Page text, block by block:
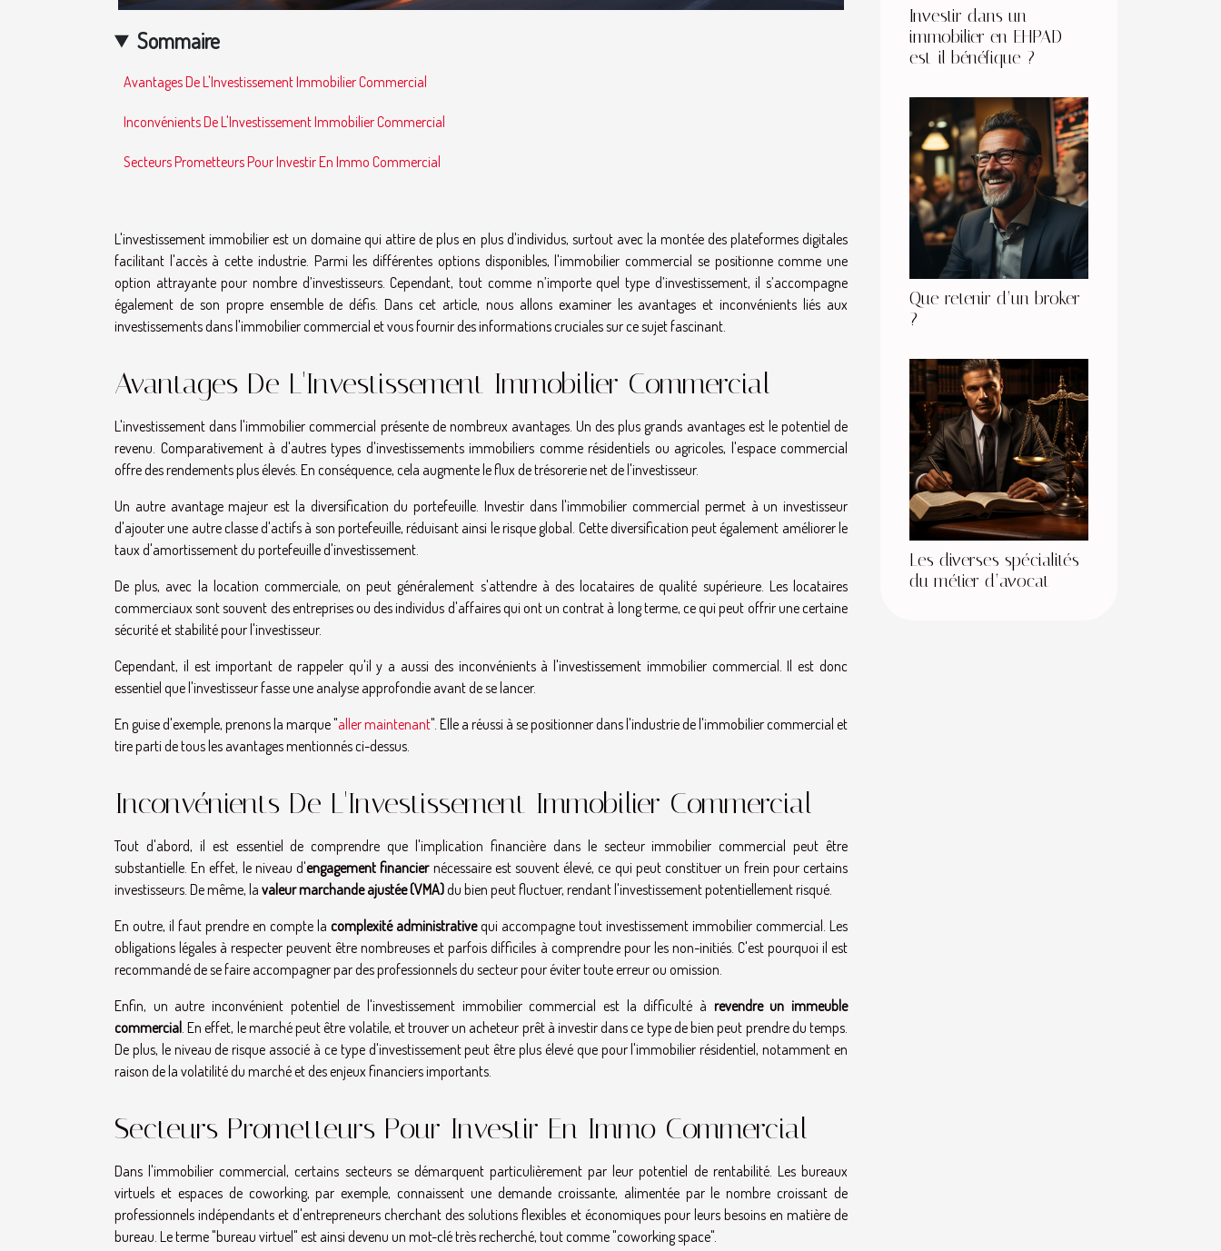
Sommaire
Avantages De L'Investissement Immobilier Commercial
Inconvénients De L'Investissement Immobilier Commercial
Secteurs Prometteurs Pour Investir En Immo Commercial
L'investissement immobilier est un domaine qui attire de plus en plus d'individus, surtout avec la montée des plateformes digitales
facilitant l'accès à cette industrie. Parmi les différentes options disponibles, l'immobilier commercial se positionne comme une
option attrayante pour nombre d’investisseurs. Cependant, tout comme n’importe quel type d’investissement, il s’accompagne
également de son propre ensemble de défis. Dans cet article, nous allons examiner les avantages et inconvénients liés aux
investissements dans l'immobilier commercial et vous fournir des informations cruciales sur ce sujet fascinant.
Avantages De L'Investissement Immobilier Commercial
L'investissement dans l'immobilier commercial présente de nombreux avantages. Un des plus grands avantages est le potentiel de
revenu. Comparativement à d'autres types d'investissements immobiliers comme résidentiels ou agricoles, l'espace commercial
offre des rendements plus élevés. En conséquence, cela augmente le flux de trésorerie net de l'investisseur.
Un autre avantage majeur est la diversification du portefeuille. Investir dans l'immobilier commercial permet à un investisseur
d'ajouter une autre classe d'actifs à son portefeuille, réduisant ainsi le risque global. Cette diversification peut également améliorer le
taux d'amortissement du portefeuille d'investissement.
De plus, avec la location commerciale, on peut généralement s'attendre à des locataires de qualité supérieure. Les locataires
commerciaux sont souvent des entreprises ou des individus d'affaires qui ont un contrat à long terme, ce qui peut offrir une certaine
sécurité et stabilité pour l'investisseur.
Cependant, il est important de rappeler qu'il y a aussi des inconvénients à l'investissement immobilier commercial. Il est donc
essentiel que l'investisseur fasse une analyse approfondie avant de se lancer.
En guise d'exemple, prenons la marque "aller maintenant". Elle a réussi à se positionner dans l'industrie de l'immobilier commercial et
tire parti de tous les avantages mentionnés ci-dessus.
Inconvénients De L'Investissement Immobilier Commercial
Tout d'abord, il est essentiel de comprendre que l'implication financière dans le secteur immobilier commercial peut être
substantielle. En effet, le niveau d'engagement financiernécessaire est souvent élevé, ce qui peut constituer un frein pour certains
investisseurs. De même, la valeur marchande ajustée (VMA)du bien peut fluctuer, rendant l'investissement potentiellement risqué.
En outre, il faut prendre en compte la complexité administrativequi accompagne tout investissement immobilier commercial. Les
obligations légales à respecter peuvent être nombreuses et parfois difficiles à comprendre pour les non-initiés. C'est pourquoi il est
recommandé de se faire accompagner par des professionnels du secteur pour éviter toute erreur ou omission.
Enfin, un autre inconvénient potentiel de l'investissement immobilier commercial est la difficulté à revendre un immeuble
commercial . En effet, le marché peut être volatile, et trouver un acheteur prêt à investir dans ce type de bien peut prendre du temps.
De plus, le niveau de risque associé à ce type d'investissement peut être plus élevé que pour l'immobilier résidentiel, notamment en
raison de la volatilité du marché et des enjeux financiers importants.
Secteurs Prometteurs Pour Investir En Immo Commercial
Dans l'immobilier commercial, certains secteurs se démarquent particulièrement par leur potentiel de rentabilité. Les bureaux
virtuels et espaces de coworking, par exemple, connaissent une demande croissante, alimentée par le nombre croissant de
professionnels indépendants et d'entrepreneurs cherchant des solutions flexibles et économiques pour leurs besoins en matière de
bureau. Le terme "bureau virtuel" est ainsi devenu un mot-clé très recherché, tout comme "coworking space".
Investir dans un
immobilier en EHPAD
est-il bénéfique ?
Que retenir d’un broker
?
Les diverses spécialités
du métier d’avocat